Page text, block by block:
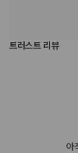
추가 안내사항
공항 셔틀 요금:
반려동물 동반
추가 요금 지불
간이 침대 이용
트러스트 리뷰
아